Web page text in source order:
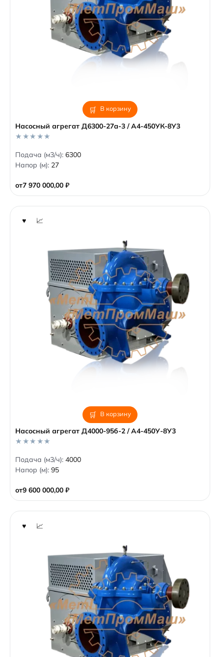
В корзину
Насосный агрегат Д6300-27а-3 / А4-450УК-8У3
от7 970 000,00 ₽
0
o
u
f
5
Подача (м3/ч): 6300
Напор (м): 27
В корзину
Насосный агрегат Д4000-95б-2 / А4-450У-8У3
от9 600 000,00 ₽
0
o
u
f
5
Подача (м3/ч): 4000
Напор (м): 95